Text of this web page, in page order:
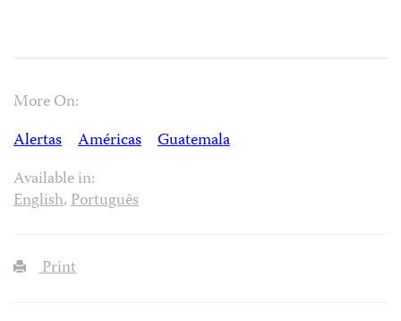
More On:
Alertas
Américas
Guatemala
Available in:
English,Português
Print